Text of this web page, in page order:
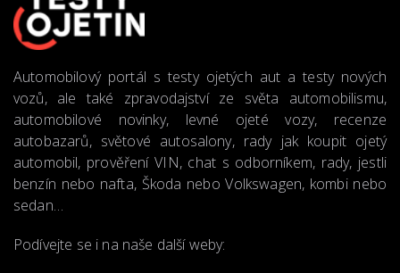
Automobilový portál s testy ojetých aut a testy nových
vozů, ale také zpravodajství ze světa automobilismu,
automobilové novinky, levné ojeté vozy, recenze
autobazarů, světové autosalony, rady jak koupit ojetý
automobil, prověření VIN, chat s odborníkem, rady, jestli
benzín nebo nafta, Škoda nebo Volkswagen, kombi nebo
sedan…
Podívejte se i na naše další weby: